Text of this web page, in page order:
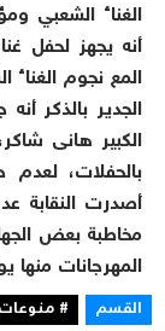
الغناء الشعبي
المع نجوم
الجدير بالذكر
الكبير هانى
بالحفلات،
أصدرت النقابة
مخاطبة بعض
المهرجانات
القسم
# منوعات